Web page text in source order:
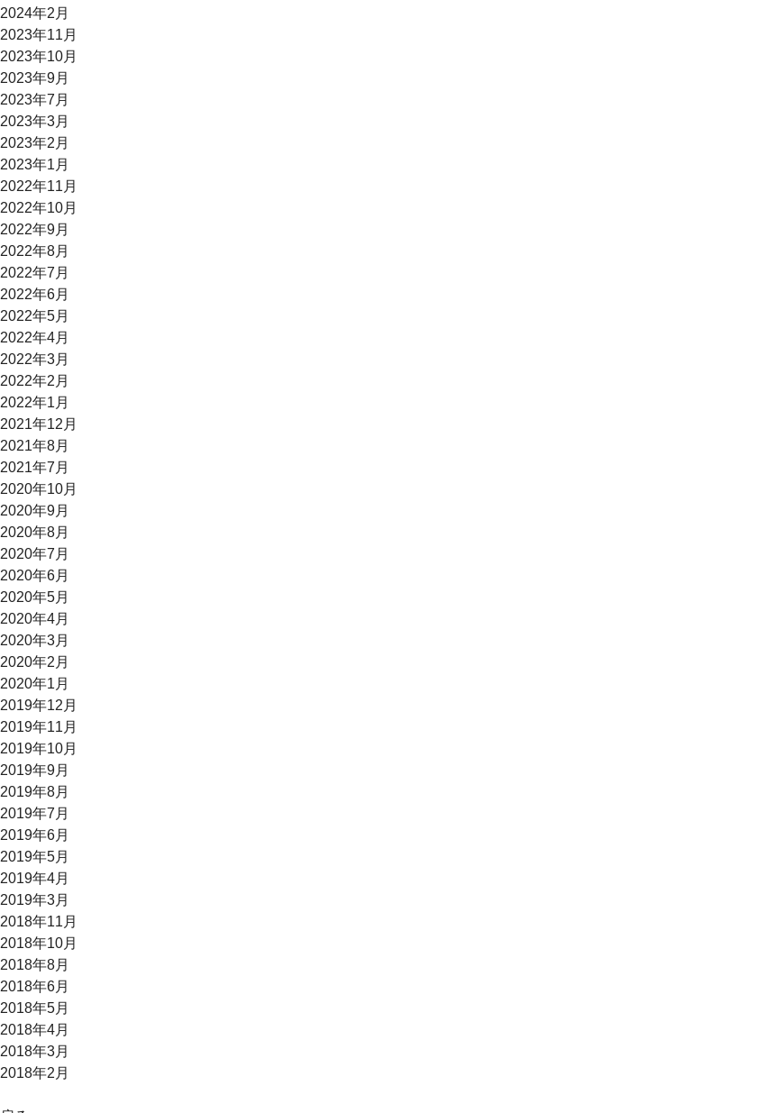
2024年2月
2023年11月
2023年10月
2023年9月
2023年7月
2023年3月
2023年2月
2023年1月
2022年11月
2022年10月
2022年9月
2022年8月
2022年7月
2022年6月
2022年5月
2022年4月
2022年3月
2022年2月
2022年1月
2021年12月
2021年8月
2021年7月
2020年10月
2020年9月
2020年8月
2020年7月
2020年6月
2020年5月
2020年4月
2020年3月
2020年2月
2020年1月
2019年12月
2019年11月
2019年10月
2019年9月
2019年8月
2019年7月
2019年6月
2019年5月
2019年4月
2019年3月
2018年11月
2018年10月
2018年8月
2018年6月
2018年5月
2018年4月
2018年3月
2018年2月